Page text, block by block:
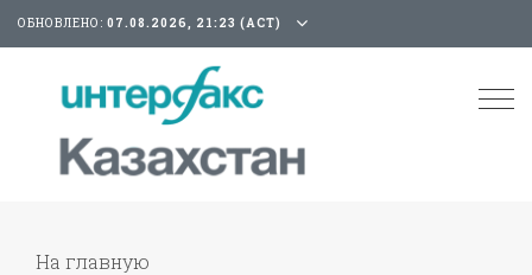
ОБНОВЛЕНО: 07.08.2026, 21:23 (АСТ)
На главную